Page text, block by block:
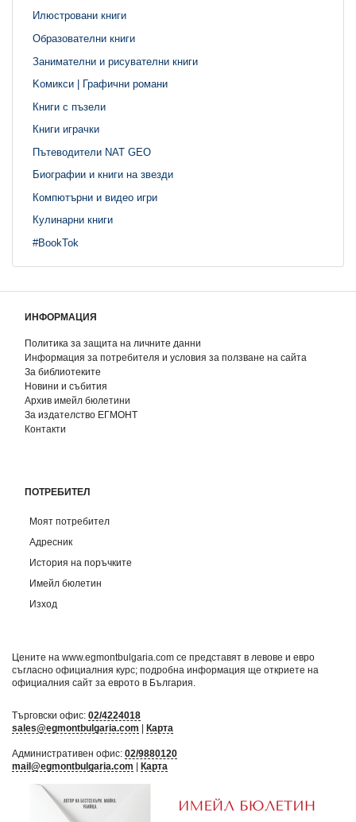
Илюстровани книги
Образователни книги
Занимателни и рисувателни книги
Kомикси | Графични романи
Книги с пъзели
Книги играчки
Пътеводители NAT GEO
Биографии и книги на звезди
Компютърни и видео игри
Кулинарни книги
#BookTok
ИНФОРМАЦИЯ
Политика за защита на личните данни
Информация за потребителя и условия за ползване на сайта
За библиотеките
Новини и събития
Архив имейл бюлетини
За издателство ЕГМОНТ
Контакти
ПОТРЕБИТЕЛ
Моят потребител
Адресник
История на поръчките
Имейл бюлетин
Изход
Цените на www.egmontbulgaria.com се представят в левове и евро
съгласно официалния курс; подробна информация ще откриете на
официалния сайт за еврото в България
Търговски офис: 02/4224018
sales@egmontbulgaria.com | Карта
Административен офис: 02/9880120
mail@egmontbulgaria.com | Карта